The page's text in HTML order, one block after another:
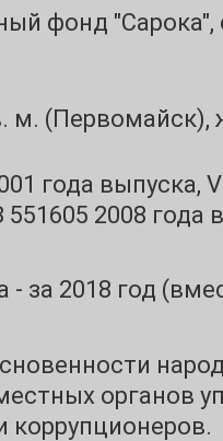
фонд
м. (Первомайск),
года выпуска,
2008 года
- за 2018 год
органов
коррупционеров.